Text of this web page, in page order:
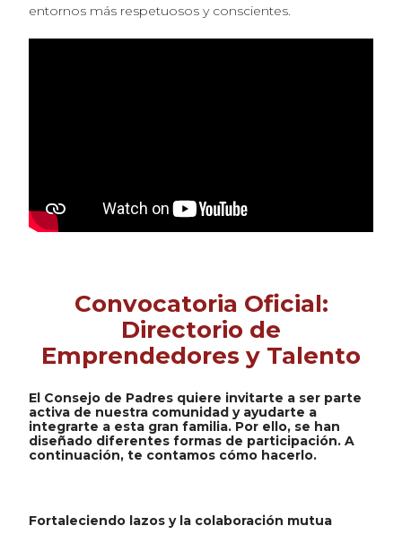
entornos más respetuosos y conscientes.
Convocatoria Oficial:
Directorio de
Emprendedores y Talento
El Consejo de Padres quiere invitarte a ser parte
activa de nuestra comunidad y ayudarte a
integrarte a esta gran familia. Por ello, se han
diseñado diferentes formas de participación. A
continuación, te contamos cómo hacerlo.
Fortaleciendo lazos y la colaboración mutua